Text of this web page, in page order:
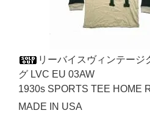
リーバイスヴィンテージ
グ LVC EU 03AW
1930s SPORTS TEE HOME
MADE IN USA